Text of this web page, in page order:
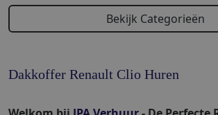
Bekijk Categorieën
Dakkoffer Renault Clio Huren